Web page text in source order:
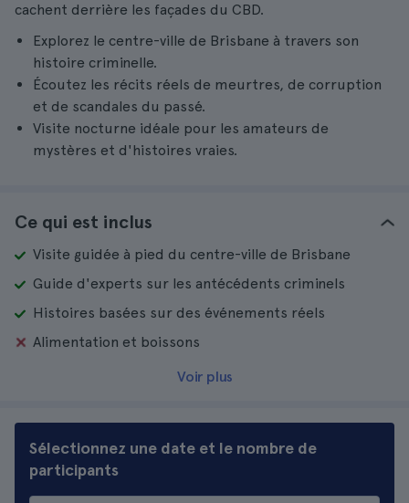
cachent derrière les façades du CBD.
Explorez le centre-ville de Brisbane à travers son
histoire criminelle.
Écoutez les récits réels de meurtres, de corruption
et de scandales du passé.
Visite nocturne idéale pour les amateurs de
mystères et d'histoires vraies.
Ce qui est inclus
Visite guidée à pied du centre-ville de Brisbane
Guide d'experts sur les antécédents criminels
Histoires basées sur des événements réels
Alimentation et boissons
Voir plus
Sélectionnez une date et le nombre de
participants